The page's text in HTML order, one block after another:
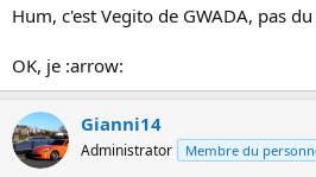
Hum, c'est Vegito de GWADA, pas
OK, je :arrow:
Gianni14
Administrator Membre du